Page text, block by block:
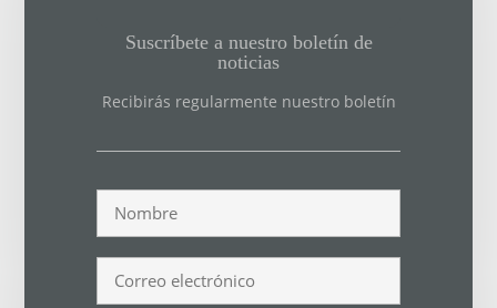
Suscríbete a nuestro boletín de
noticias
Recibirás regularmente nuestro boletín